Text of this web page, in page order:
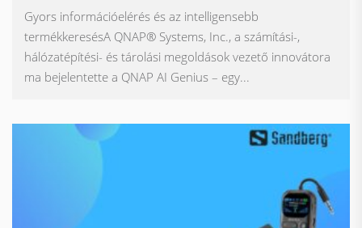
Gyors információelérés és az intelligensebb
termékkeresésA QNAP® Systems, Inc., a számítási-,
hálózatépítési- és tárolási megoldások vezető innovátora
ma bejelentette a QNAP AI Genius – egy...